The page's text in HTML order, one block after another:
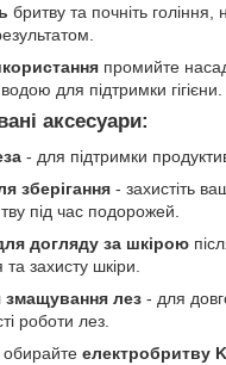
бритву та почніть
промийте
для підтримки гігієни.
аксесуари:
- для підтримки
зберігання - захистіть
під час подорожей.
догляду за шкірою
захисту шкіри.
змащування лез - для
роботи лез.
обирайте електробритву